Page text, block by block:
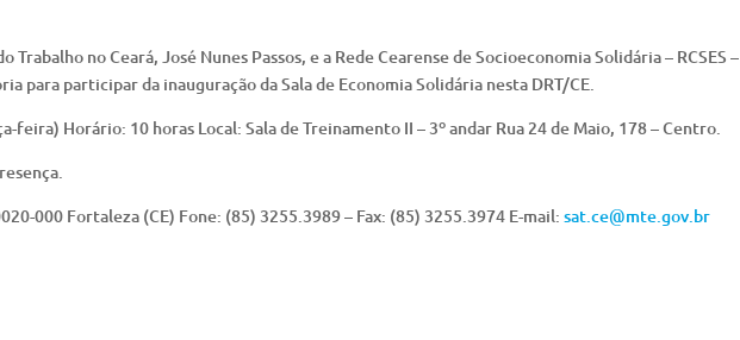
Trabalho no Ceará, José Nunes Passos, e a Rede Cearense de Socioeconomia Solidária – RCSES –
para participar da inauguração da Sala de Economia Solidária nesta DRT/CE.
feira) Horário: 10 horas Local: Sala de Treinamento II – 3º andar Rua 24 de Maio, 178 – Centro.
000 Fortaleza (CE) Fone: (85) 3255.3989 – Fax: (85) 3255.3974 E-mail: sat.ce@mte.gov.br